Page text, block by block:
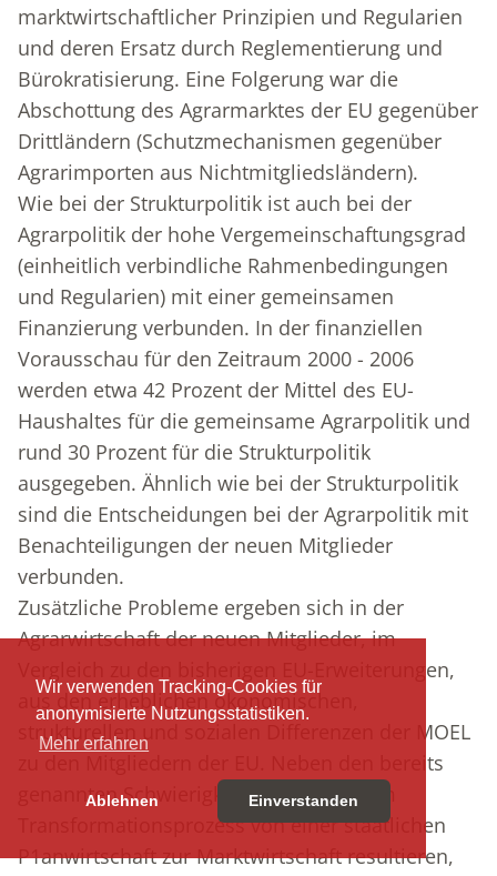
Wir verwenden Tracking-Cookies für
anonymisierte Nutzungsstatistiken.
Mehr erfahren
Ablehnen Einverstanden
marktwirtschaftlicher Prinzipien und Regularien
und deren Ersatz durch Reglementierung und
Bürokratisierung. Eine Folgerung war die
Abschottung des Agrarmarktes der EU gegenüber
Drittländern (Schutzmechanismen gegenüber
Agrarimporten aus Nichtmitgliedsländern).
Wie bei der Strukturpolitik ist auch bei der
Agrarpolitik der hohe Vergemeinschaftungsgrad
(einheitlich verbindliche Rahmenbedingungen
und Regularien) mit einer gemeinsamen
Finanzierung verbunden. In der finanziellen
Vorausschau für den Zeitraum 2000 - 2006
werden etwa 42 Prozent der Mittel des EU-
Haushaltes für die gemeinsame Agrarpolitik und
rund 30 Prozent für die Strukturpolitik
ausgegeben. Ähnlich wie bei der Strukturpolitik
sind die Entscheidungen bei der Agrarpolitik mit
Benachteiligungen der neuen Mitglieder
verbunden.
Zusätzliche Probleme ergeben sich in der
Agrarwirtschaft der neuen Mitglieder, im
Vergleich zu den bisherigen EU-Erweiterungen,
aus den erheblichen ökonomischen,
strukturellen und sozialen Differenzen der MOEL
zu den Mitgliedern der EU. Neben den bereits
genannten Schwierigkeiten, die aus dem
Transformationsprozess von einer staatlichen
P1anwirtschaft zur Marktwirtschaft resultieren,